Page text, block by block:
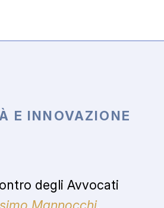
E INNOVAZIONE
degli Avvocati
Mannocchi,